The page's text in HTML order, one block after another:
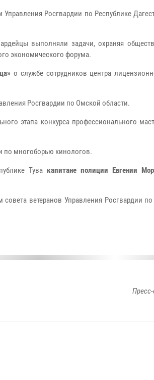
Росгвардии по Республике
выполняли задачи, охраняя
экономического форума.
о службе сотрудников центра
Росгвардии по Омской области.
этапа конкурса профессионального
по многоборью кинологов.
Тува капитане полиции Евгении
совета ветеранов Управления Росгвардии